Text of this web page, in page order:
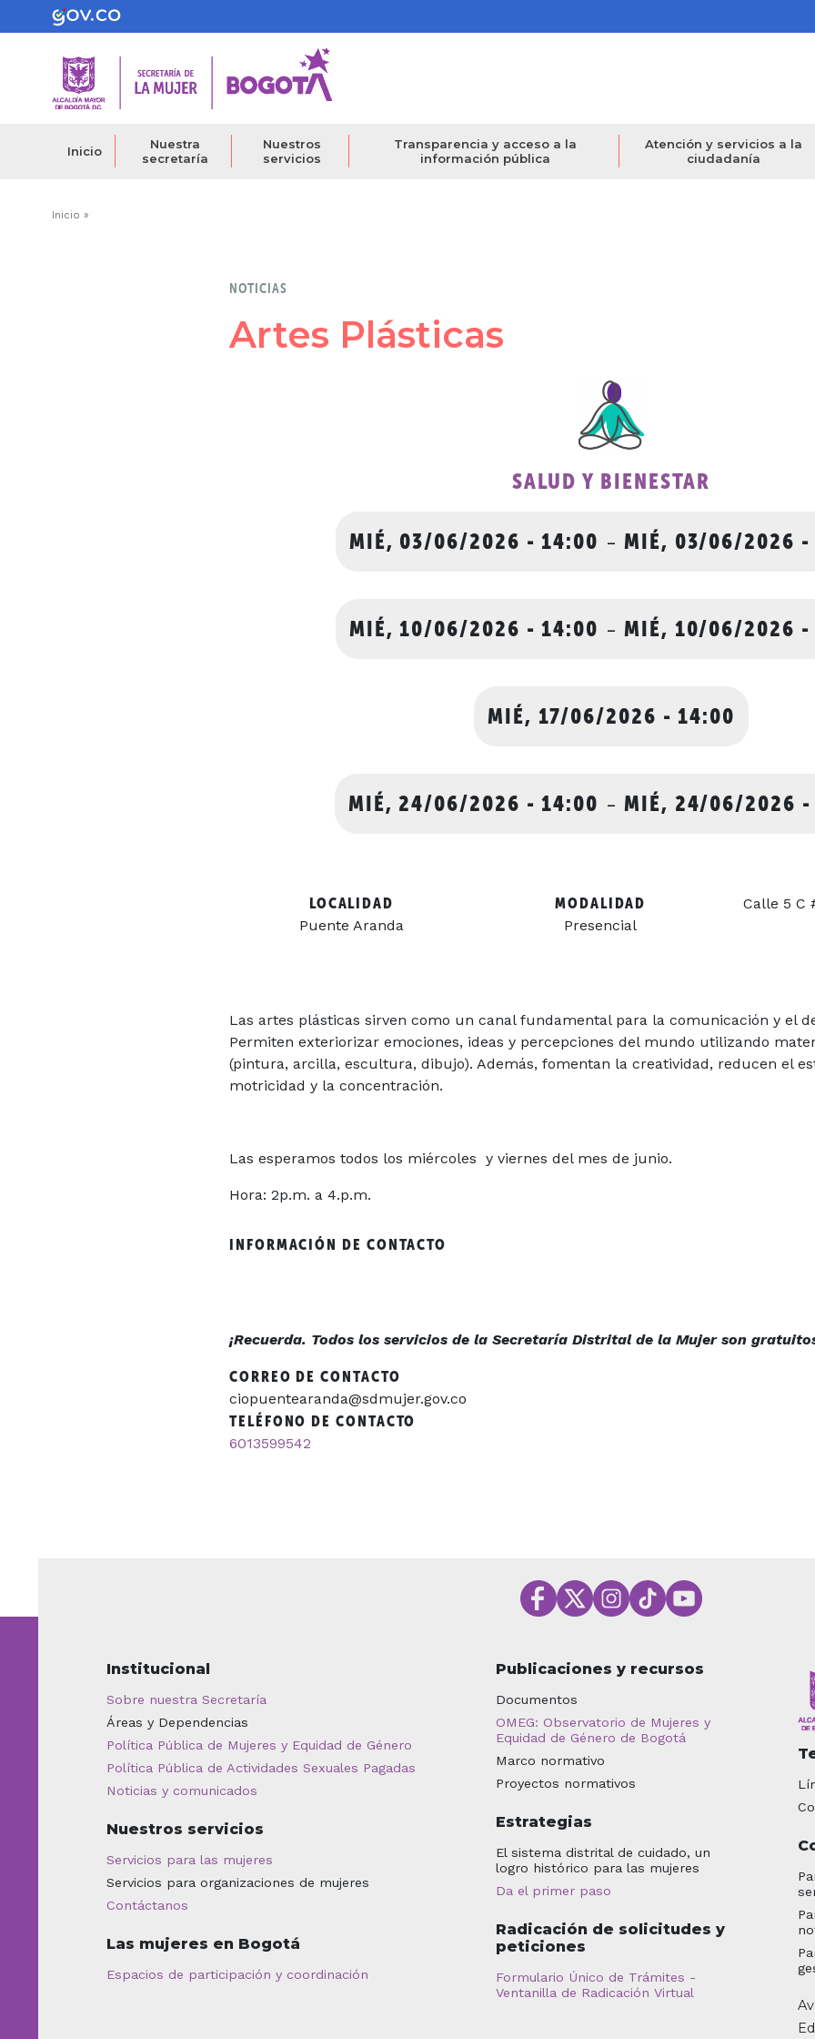
al
contenido
Inicio
Nuestra
secretaría
Nuestros
servicios
Transparencia y acceso a la
información pública
Atención y servicios a la
ciudadanía
Ruta
Inicio
NOTICIAS
Artes Plásticas
SALUD Y BIENESTAR
MIÉ, 03/06/2026 - 14:00 - MIÉ, 03/06/2026 -
MIÉ, 10/06/2026 - 14:00 - MIÉ, 10/06/2026 -
MIÉ, 17/06/2026 - 14:00
MIÉ, 24/06/2026 - 14:00 - MIÉ, 24/06/2026
LOCALIDAD
Puente Aranda
MODALIDAD
Presencial
Calle 5 C
Las artes plásticas sirven como un canal fundamental para la comunicación y el
Permiten exteriorizar emociones, ideas y percepciones del mundo utilizando
(pintura, arcilla, escultura, dibujo). Además, fomentan la creatividad, reducen el
motricidad y la concentración.
Las esperamos todos los miércoles y viernes del mes de junio.
Hora: 2p.m. a 4.p.m.
INFORMACIÓN DE CONTACTO
¡Recuerda. Todos los servicios de la Secretaría Distrital de la Mujer son
CORREO DE CONTACTO
ciopuentearanda@sdmujer.gov.co
TELÉFONO DE CONTACTO
6013599542
Institucional
Sobre nuestra Secretaría
Áreas y Dependencias
Política Pública de Mujeres y Equidad de Género
Política Pública de Actividades Sexuales Pagadas
Noticias y comunicados
Nuestros servicios
Servicios para las mujeres
Servicios para organizaciones de mujeres
Contáctanos
Las mujeres en Bogotá
Espacios de participación y coordinación
Publicaciones y recursos
Documentos
OMEG: Observatorio de Mujeres y
Equidad de Género de Bogotá
Marco normativo
Proyectos normativos
Estrategias
El sistema distrital de cuidado, un
logro histórico para las mujeres
Da el primer paso
Radicación de solicitudes y
peticiones
Formulario Único de Trámites -
Ventanilla de Radicación Virtual